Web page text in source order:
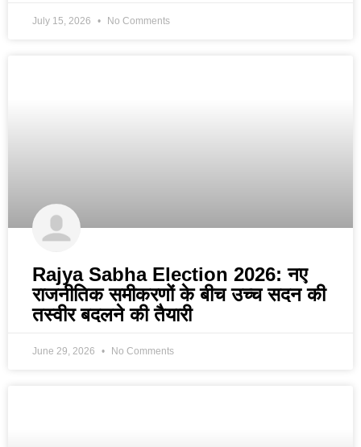
July 15, 2026 No Comments
Rajya Sabha Election 2026: नए
राजनीतिक समीकरणों के बीच उच्च सदन की
तस्वीर बदलने की तैयारी
June 29, 2026 No Comments